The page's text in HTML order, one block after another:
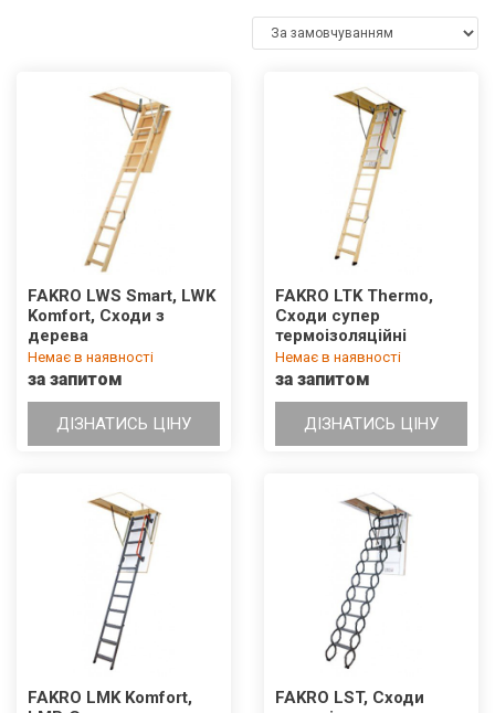
FAKRO LWS Smart, LWK
Komfort, Сходи з
дерева
Немає в наявності
за запитом
ДІЗНАТИСЬ ЦІНУ
FAKRO LTK Thermo,
Сходи супер
термоізоляційні
Немає в наявності
за запитом
ДІЗНАТИСЬ ЦІНУ
FAKRO LMK Komfort,
FAKRO LST, Сходи